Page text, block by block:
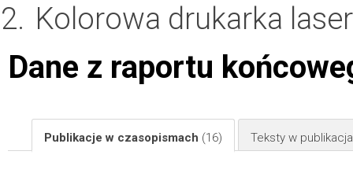
Kolorowa drukarka
Dane z raportu
Publikacje w czasopismach (16) Teksty w